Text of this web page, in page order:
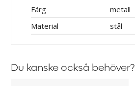
Färg
metall
Material
stål
Du kanske också behöver?